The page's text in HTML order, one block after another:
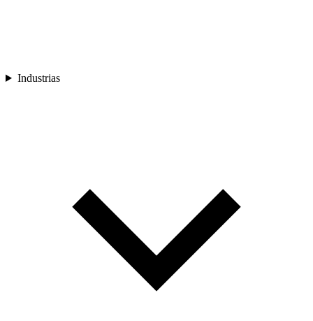
Industrias